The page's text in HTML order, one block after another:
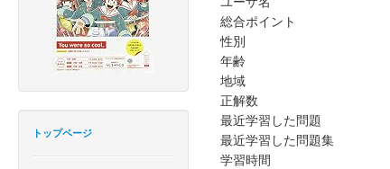
トップページ
総合ポイント
性別
年齢
地域
正解数
最近学習した問題
最近学習した問題集
学習時間